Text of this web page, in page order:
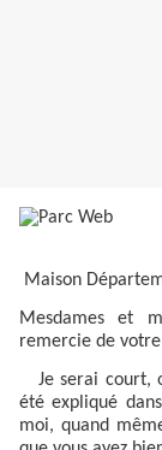
Maison
Mesdames et
remercie de
Je serai court,
été expliqué
moi, quand